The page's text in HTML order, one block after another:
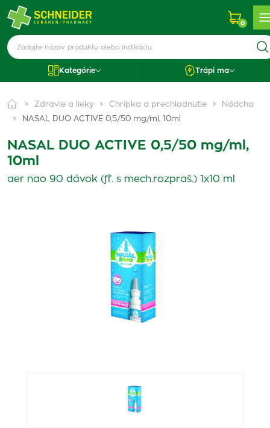
0
Kategórie Trápi ma
Zdravie a lieky Chrípka a prechladnutie
Nádcha
NASAL DUO ACTIVE 0,5/50 mg/ml, 10ml
NASAL DUO ACTIVE 0,5/50 mg/ml,
10ml
aer nao 90 dávok (fľ. s mech.rozpraš.) 1x10 ml